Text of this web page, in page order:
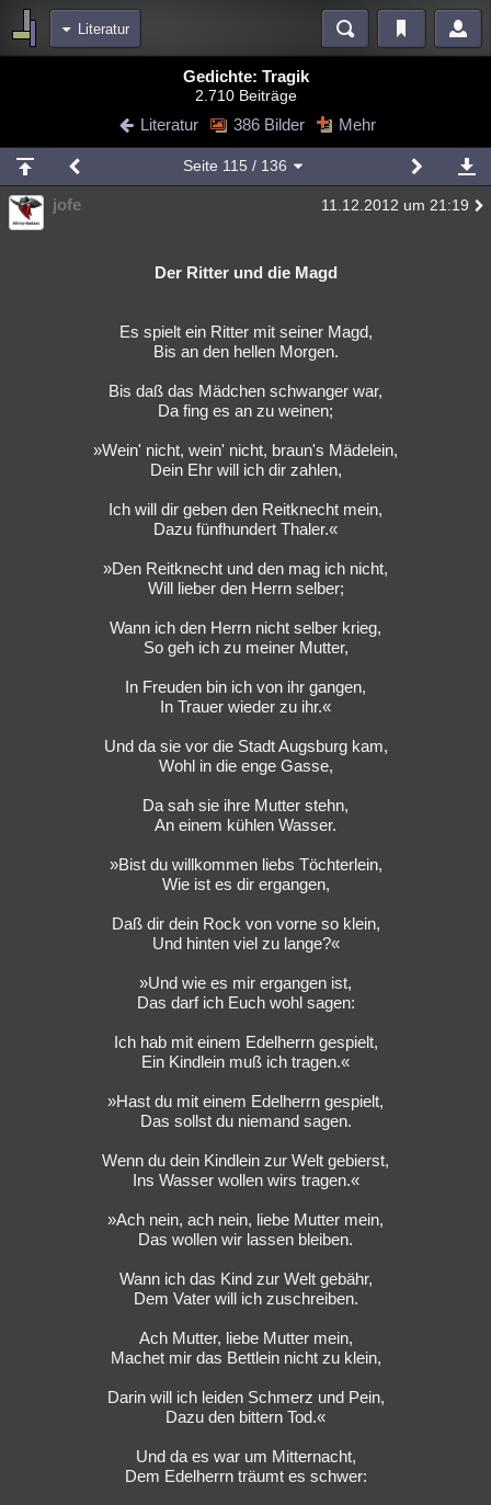
Literatur
Blogs Videos
Chat Wiki Neuigkeiten
meine Rubriken
Menschen Mystery Kriminalfälle
Träume Orte Esoterik
Helpdesk Gruppen Gaming
Clash Verbesserungen Allmystery English
Teilgenommen Alle Neue Geschlossen
Gedichte: Tragik
2.710 Beiträge
Literatur 386 Bilder Mehr
Seite 115 / 136
jofe 11.12.2012 um 21:19
Der Ritter und die Magd
Es spielt ein Ritter mit seiner Magd,
Bis an den hellen Morgen.
Bis daß das Mädchen schwanger war,
Da fing es an zu weinen;
»Wein' nicht, wein' nicht, braun's Mädelein,
Dein Ehr will ich dir zahlen,
Ich will dir geben den Reitknecht mein,
Dazu fünfhundert Thaler.«
»Den Reitknecht und den mag ich nicht,
Will lieber den Herrn selber;
Wann ich den Herrn nicht selber krieg,
So geh ich zu meiner Mutter,
In Freuden bin ich von ihr gangen,
In Trauer wieder zu ihr.«
Und da sie vor die Stadt Augsburg kam,
Wohl in die enge Gasse,
Da sah sie ihre Mutter stehn,
An einem kühlen Wasser.
»Bist du willkommen liebs Töchterlein,
Wie ist es dir ergangen,
Daß dir dein Rock von vorne so klein,
Und hinten viel zu lange?«
»Und wie es mir ergangen ist,
Das darf ich Euch wohl sagen:
Ich hab mit einem Edelherrn gespielt,
Ein Kindlein muß ich tragen.«
»Hast du mit einem Edelherrn gespielt,
Das sollst du niemand sagen.
Wenn du dein Kindlein zur Welt gebierst,
Ins Wasser wollen wirs tragen.«
»Ach nein, ach nein, liebe Mutter mein,
Das wollen wir lassen bleiben.
Wann ich das Kind zur Welt gebähr,
Dem Vater will ich zuschreiben.
Ach Mutter, liebe Mutter mein,
Machet mir das Bettlein nicht zu klein,
Darin will ich leiden Schmerz und Pein,
Dazu den bittern Tod.«
Und da es war um Mitternacht,
Dem Edelherrn träumt es schwer: